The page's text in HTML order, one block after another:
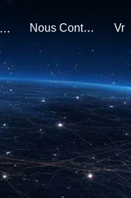
Événements Nous Contacter Vr